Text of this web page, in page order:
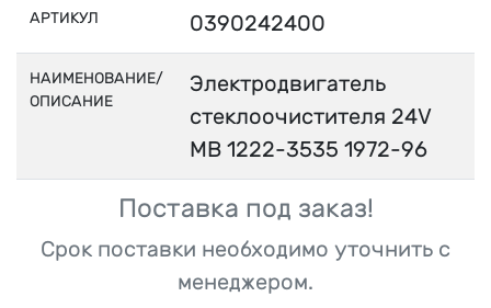
АРТИКУЛ 0390242400
НАИМЕНОВАНИЕ/
ОПИСАНИЕ
Электродвигатель
стеклоочистителя 24V
MB 1222-3535 1972-96
Поставка под заказ!
Срок поставки необходимо уточнить с
менеджером.